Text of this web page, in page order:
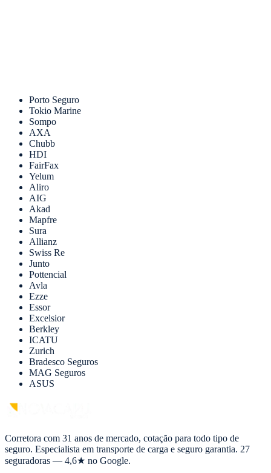
Porto Seguro
Tokio Marine
Sompo
AXA
Chubb
HDI
FairFax
Yelum
Aliro
AIG
Akad
Mapfre
Sura
Allianz
Swiss Re
Junto
Pottencial
Avla
Ezze
Essor
Excelsior
Berkley
ICATU
Zurich
Bradesco Seguros
MAG Seguros
ASUS
Corretora com 31 anos de mercado, cotação para todo tipo de
seguro. Especialista em transporte de carga e seguro garantia. 27
seguradoras — 4,6★ no Google.